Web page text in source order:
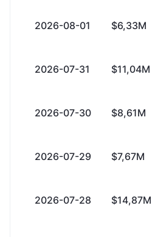
2026-08-01 $6,33M
2026-07-31 $11,04M
2026-07-30 $8,61M
2026-07-29 $7,67M
2026-07-28 $14,87M